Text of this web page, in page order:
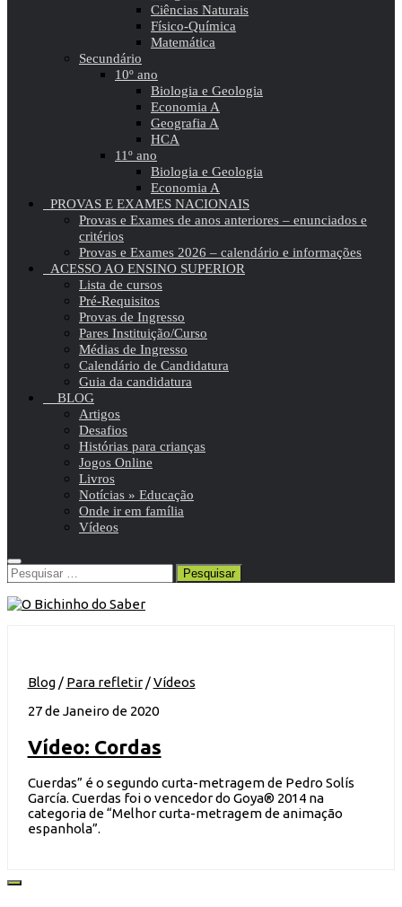
Ciências Naturais
Físico-Química
Matemática
Secundário
10º ano
Biologia e Geologia
Economia A
Geografia A
HCA
11º ano
Biologia e Geologia
Economia A
PROVAS E EXAMES NACIONAIS
Provas e Exames de anos anteriores – enunciados e
critérios
Provas e Exames 2026 – calendário e informações
ACESSO AO ENSINO SUPERIOR
Lista de cursos
Pré-Requisitos
Provas de Ingresso
Pares Instituição/Curso
Médias de Ingresso
Calendário de Candidatura
Guia da candidatura
BLOG
Artigos
Desafios
Histórias para crianças
Jogos Online
Livros
Notícias » Educação
Onde ir em família
Vídeos
Pesquisar
por:
Blog/ Para refletir/Vídeos
27 de Janeiro de 2020
Vídeo: Cordas
Cuerdas” é o segundo curta-metragem de Pedro Solís
García. Cuerdas foi o vencedor do Goya® 2014 na
categoria de “Melhor curta-metragem de animação
espanhola”.